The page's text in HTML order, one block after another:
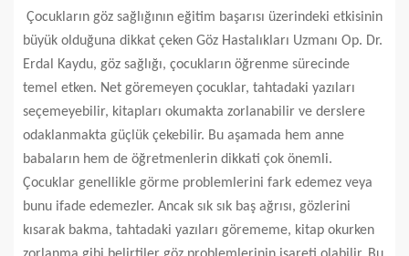
Çocukların göz sağlığının eğitim başarısı üzerindeki etkisinin
büyük olduğuna dikkat çeken Göz Hastalıkları Uzmanı Op. Dr.
Erdal Kaydu, göz sağlığı, çocukların öğrenme sürecinde
temel etken. Net göremeyen çocuklar, tahtadaki yazıları
seçemeyebilir, kitapları okumakta zorlanabilir ve derslere
odaklanmakta güçlük çekebilir. Bu aşamada hem anne
babaların hem de öğretmenlerin dikkati çok önemli.
Çocuklar genellikle görme problemlerini fark edemez veya
bunu ifade edemezler. Ancak sık sık baş ağrısı, gözlerini
kısarak bakma, tahtadaki yazıları görememe, kitap okurken